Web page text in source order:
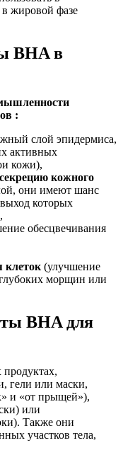
в жировой фазе
BHA в
:
слой эпидермиса,
активных
кожи),
кожного
они имеют шанс
которых
обесцвечивания
клеток (улучшение
морщин или
BHA для
гели или маски,
и «от прыщей»),
или
Также они
участков тела,